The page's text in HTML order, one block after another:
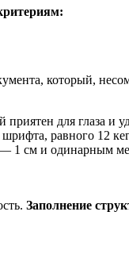
который,
для глаза и
равного 12
1 см и одинарным
Заполнение